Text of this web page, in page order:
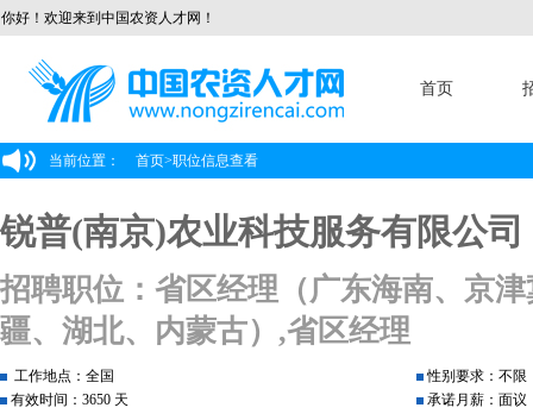
你好！欢迎来到中国农资人才网！
首页
当前位置： 首页>职位信息查看
锐普(南京)农业科技服务有限公司
招聘职位：省区经理（广东海南、京
疆、湖北、内蒙古）,省区经理
工作地点：全国
有效时间：3650 天
性别要求：不限
承诺月薪：面议